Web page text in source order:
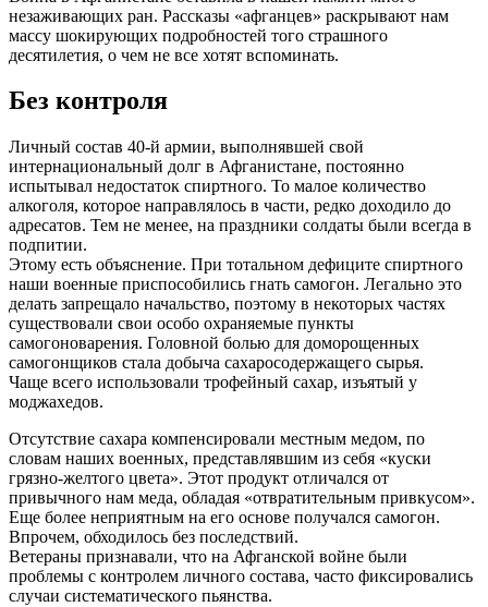
незаживающих ран. Рассказы «афганцев» раскрывают нам
массу шокирующих подробностей того страшного
десятилетия, о чем не все хотят вспоминать.
Без контроля
Личный состав 40-й армии, выполнявшей свой
интернациональный долг в Афганистане, постоянно
испытывал недостаток спиртного. То малое количество
алкоголя, которое направлялось в части, редко доходило до
адресатов. Тем не менее, на праздники солдаты были всегда в
подпитии.
Этому есть объяснение. При тотальном дефиците спиртного
наши военные приспособились гнать самогон. Легально это
делать запрещало начальство, поэтому в некоторых частях
существовали свои особо охраняемые пункты
самогоноварения. Головной болью для доморощенных
самогонщиков стала добыча сахаросодержащего сырья.
Чаще всего использовали трофейный сахар, изъятый у
моджахедов.
Отсутствие сахара компенсировали местным медом, по
словам наших военных, представлявшим из себя «куски
грязно-желтого цвета». Этот продукт отличался от
привычного нам меда, обладая «отвратительным привкусом».
Еще более неприятным на его основе получался самогон.
Впрочем, обходилось без последствий.
Ветераны признавали, что на Афганской войне были
проблемы с контролем личного состава, часто фиксировались
случаи систематического пьянства.